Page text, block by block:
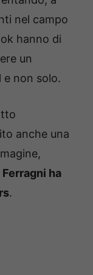
nel campo
hanno di
un
e non solo.
anche una
ha
.